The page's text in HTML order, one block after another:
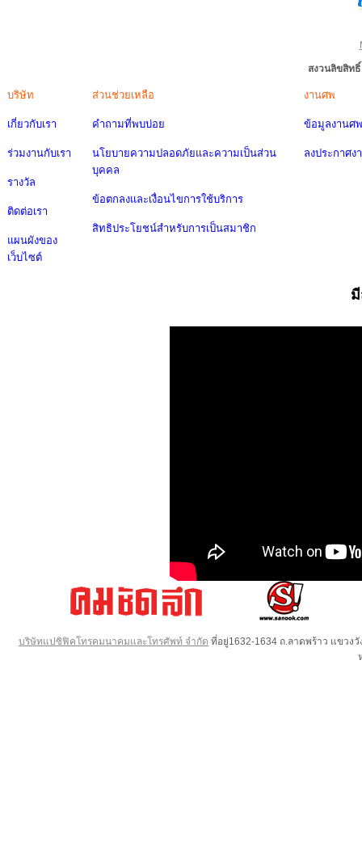
สงวนลิขสิท
บริษัท
เกี่ยวกับเรา
ร่วมงานกับเรา
รางวัล
ติดต่อเรา
แผนผังของ
เว็บไซต์
ส่วนช่วยเหลือ
คำถามที่พบบ่อย
นโยบายความปลอดภัยและความเป็นส่วน
บุคคล
ข้อตกลงและเงื่อนไขการใช้บริการ
สิทธิประโยชน์สำหรับการเป็นสมาชิก
งานศพ
ข้อมูลงานศพ
ลงประกาศง
บริษัทแปซิฟิคโทรคมนาคมและโทรศัพท์ จำกัด ที่อยู่1632-1634 ถ.ลาดพร้าว แขวง